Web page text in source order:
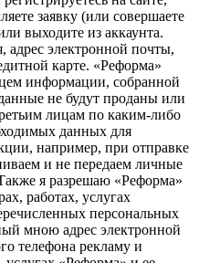
заявку (или совершаете
выходите из аккаунта.
электронной почты,
карте. «Реформа»
информации, собранной
не будут проданы или
лицам по каким-либо
данных для
например, при отправке
и не передаем личные
я разрешаю «Реформа»
работах, услугах
персональных
мною адрес электронной
телефона рекламу и